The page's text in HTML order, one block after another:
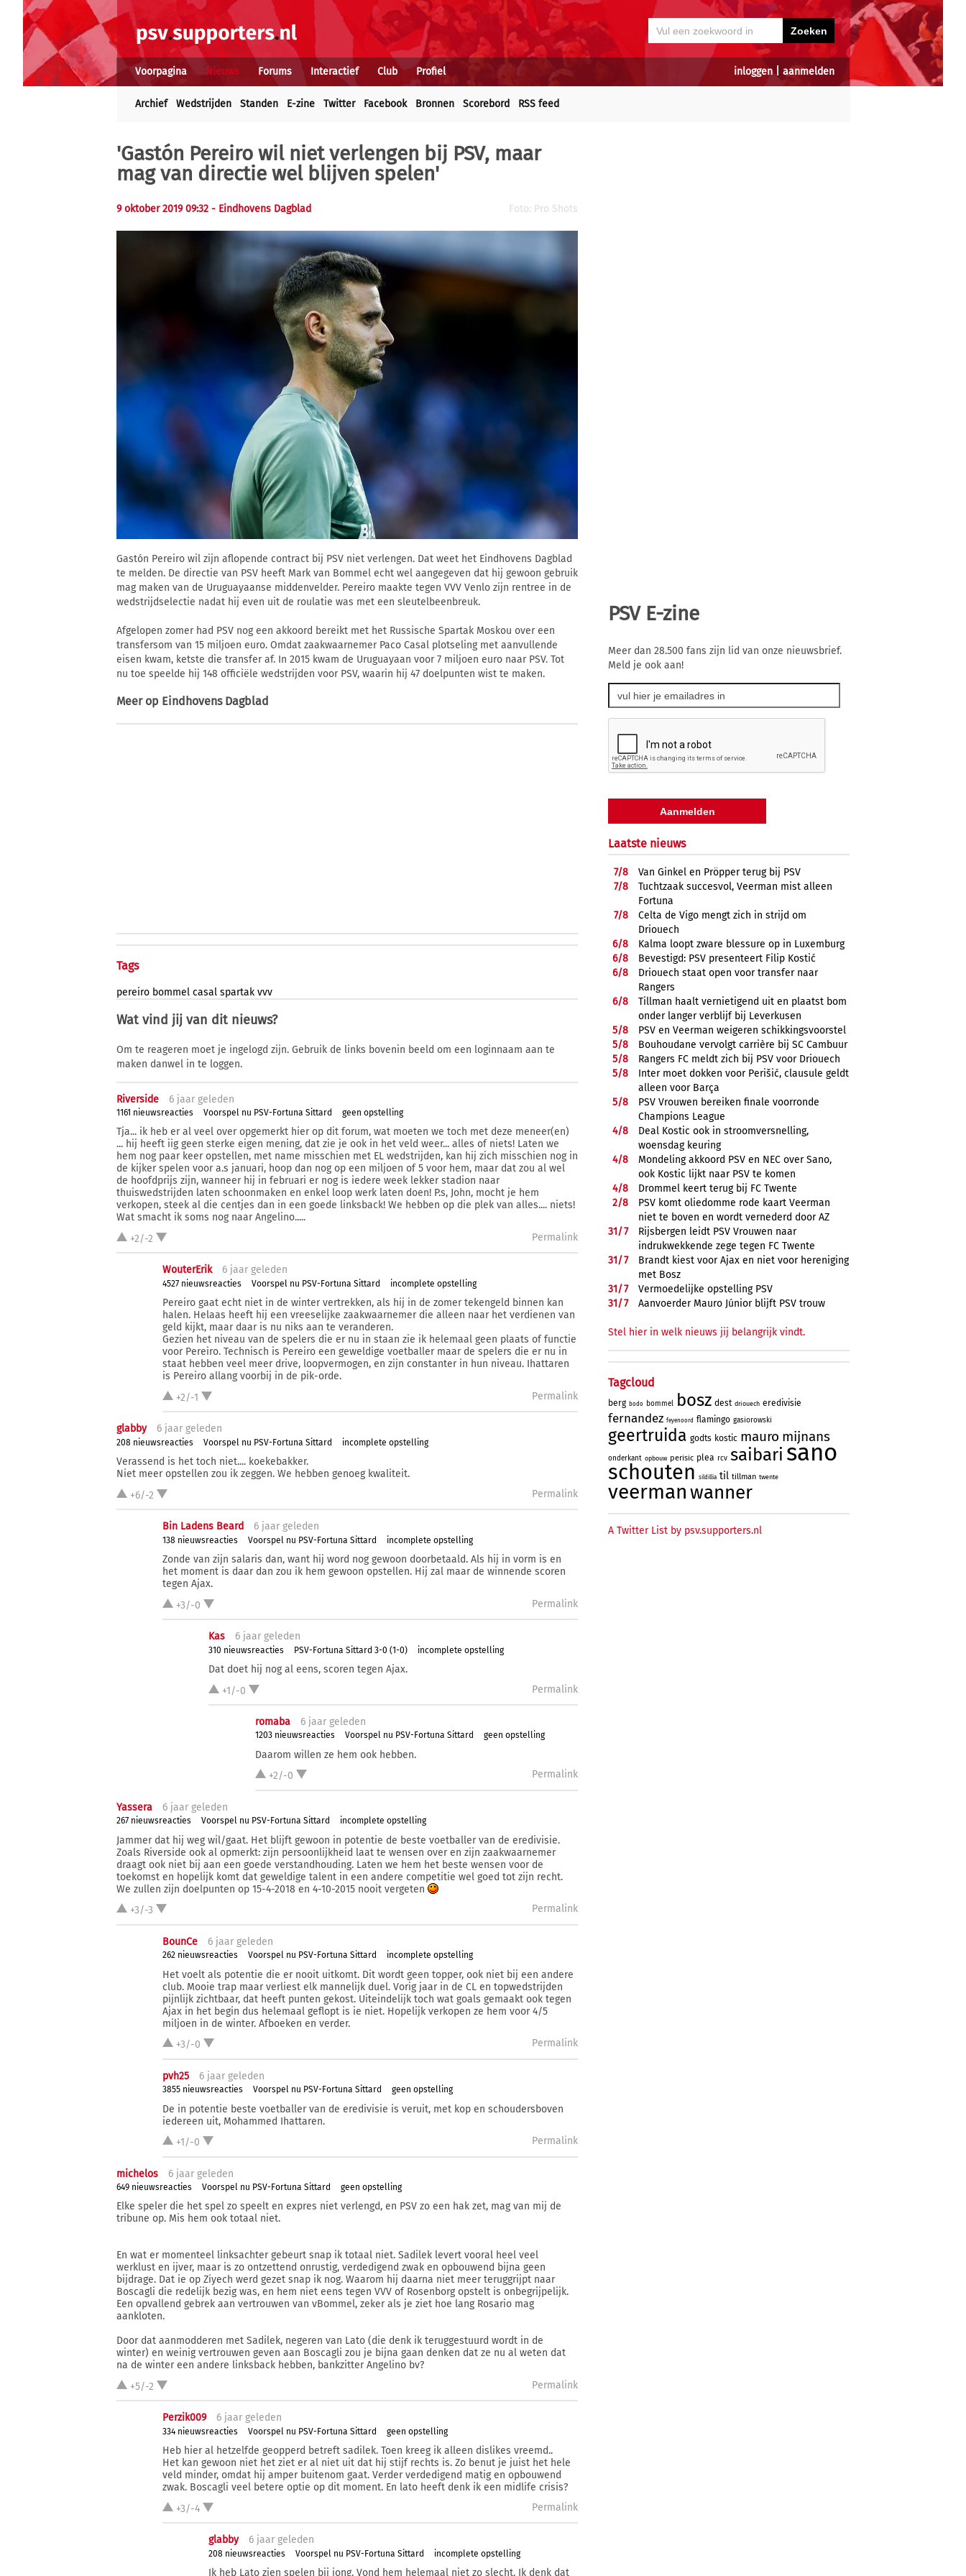
inloggen| aanmelden
Voorpagina Nieuws Forums Interactief Club Profiel
Archief Wedstrijden Standen E-zine Twitter Facebook Bronnen Scorebord RSS feed
'Gastón Pereiro wil niet verlengen bij PSV, maar
mag van directie wel blijven spelen'
9 oktober 2019 09:32 - Eindhovens Dagblad Foto: Pro Shots
Gastón Pereiro wil zijn aflopende contract bij PSV niet verlengen. Dat weet het Eindhovens Dagblad
te melden. De directie van PSV heeft Mark van Bommel echt wel aangegeven dat hij gewoon gebruik
mag maken van de Uruguayaanse middenvelder. Pereiro maakte tegen VVV Venlo zijn rentree in de
wedstrijdselectie nadat hij even uit de roulatie was met een sleutelbeenbreuk.
Afgelopen zomer had PSV nog een akkoord bereikt met het Russische Spartak Moskou over een
transfersom van 15 miljoen euro. Omdat zaakwaarnemer Paco Casal plotseling met aanvullende
eisen kwam, ketste die transfer af. In 2015 kwam de Uruguayaan voor 7 miljoen euro naar PSV. Tot
nu toe speelde hij 148 officiële wedstrijden voor PSV, waarin hij 47 doelpunten wist te maken.
Meer op Eindhovens Dagblad
Tags
pereiro bommel casal spartak vvv
Wat vind jij van dit nieuws?
Om te reageren moet je ingelogd zijn. Gebruik de links bovenin beeld om een loginnaam aan te
maken danwel in te loggen.
Riverside 6 jaar geleden
1161 nieuwsreacties Voorspel nu PSV-Fortuna Sittard geen opstelling
Tja... ik heb er al veel over opgemerkt hier op dit forum, wat moeten we toch met deze meneer(en)
... hij heeft iig geen sterke eigen mening, dat zie je ook in het veld weer... alles of niets! Laten we
hem nog paar keer opstellen, met name misschien met EL wedstrijden, kan hij zich misschien nog in
de kijker spelen voor a.s januari, hoop dan nog op een miljoen of 5 voor hem, maar dat zou al wel
de hoofdprijs zijn, wanneer hij in februari er nog is iedere week lekker stadion naar
thuiswedstrijden laten schoonmaken en enkel loop werk laten doen! P.s, John, mocht je hem
verkopen, steek al die centjes dan in een goede linksback! We hebben op die plek van alles.... niets!
Wat smacht ik soms nog naar Angelino.....
+2/-2
Permalink
WouterErik 6 jaar geleden
4527 nieuwsreacties Voorspel nu PSV-Fortuna Sittard incomplete opstelling
Pereiro gaat echt niet in de winter vertrekken, als hij in de zomer tekengeld binnen kan
halen. Helaas heeft hij een vreeselijke zaakwaarnemer die alleen naar het verdienen van
geld kijkt, maar daar is nu niks aan te veranderen.
Gezien het niveau van de spelers die er nu in staan zie ik helemaal geen plaats of functie
voor Pereiro. Technisch is Pereiro een geweldige voetballer maar de spelers die er nu in
staat hebben veel meer drive, loopvermogen, en zijn constanter in hun niveau. Ihattaren
is Pereiro allang voorbij in de pik-orde.
+2/-1
Permalink
glabby 6 jaar geleden
208 nieuwsreacties Voorspel nu PSV-Fortuna Sittard incomplete opstelling
Verassend is het toch niet.... koekebakker.
Niet meer opstellen zou ik zeggen. We hebben genoeg kwaliteit.
+6/-2
Permalink
Bin Ladens Beard 6 jaar geleden
138 nieuwsreacties Voorspel nu PSV-Fortuna Sittard incomplete opstelling
Zonde van zijn salaris dan, want hij word nog gewoon doorbetaald. Als hij in vorm is en
het moment is daar dan zou ik hem gewoon opstellen. Hij zal maar de winnende scoren
tegen Ajax.
+3/-0
Permalink
Kas 6 jaar geleden
310 nieuwsreacties PSV-Fortuna Sittard 3-0 (1-0) incomplete opstelling
Dat doet hij nog al eens, scoren tegen Ajax.
+1/-0
Permalink
romaba 6 jaargeleden
1203 nieuwsreacties Voorspel nu PSV-Fortuna Sittard geen opstelling
Daarom willen ze hem ook hebben.
+2/-0
Permalink
Yassera 6 jaar geleden
267 nieuwsreacties Voorspel nu PSV-Fortuna Sittard incomplete opstelling
Jammer dat hij weg wil/gaat. Het blijft gewoon in potentie de beste voetballer van de eredivisie.
Zoals Riverside ook al opmerkt: zijn persoonlijkheid laat te wensen over en zijn zaakwaarnemer
draagt ook niet bij aan een goede verstandhouding. Laten we hem het beste wensen voor de
toekomst en hopelijk komt dat geweldige talent in een andere competitie wel goed tot zijn recht.
We zullen zijn doelpunten op 15-4-2018 en 4-10-2015 nooit vergeten
+3/-3
Permalink
BounCe 6 jaar geleden
262 nieuwsreacties Voorspel nu PSV-Fortuna Sittard incomplete opstelling
Het voelt als potentie die er nooit uitkomt. Dit wordt geen topper, ook niet bij een andere
club. Mooie trap maar verliest elk mannelijk duel. Vorig jaar in de CL en topwedstrijden
pijnlijk zichtbaar, dat heeft punten gekost. Uiteindelijk toch wat goals gemaakt ook tegen
Ajax in het begin dus helemaal geflopt is ie niet. Hopelijk verkopen ze hem voor 4/5
miljoen in de winter. Afboeken en verder.
+3/-0
Permalink
pvh25 6 jaar geleden
3855 nieuwsreacties Voorspel nu PSV-Fortuna Sittard geen opstelling
De in potentie beste voetballer van de eredivisie is veruit, met kop en schoudersboven
iedereen uit, Mohammed Ihattaren.
+1/-0
Permalink
michelos 6 jaar geleden
649 nieuwsreacties Voorspel nu PSV-Fortuna Sittard geen opstelling
Elke speler die het spel zo speelt en expres niet verlengd, en PSV zo een hak zet, mag van mij de
tribune op. Mis hem ook totaal niet.
En wat er momenteel linksachter gebeurt snap ik totaal niet. Sadilek levert vooral heel veel
werklust en ijver, maar is zo ontzettend onrustig, verdedigend zwak en opbouwend bijna geen
bijdrage. Dat ie op Ziyech werd gezet snap ik nog. Waarom hij daarna niet meer teruggrijpt naar
Boscagli die redelijk bezig was, en hem niet eens tegen VVV of Rosenborg opstelt is onbegrijpelijk.
Een opvallend gebrek aan vertrouwen van vBommel, zeker als je ziet hoe lang Rosario mag
aankloten.
Door dat aanmodderen met Sadilek, negeren van Lato (die denk ik teruggestuurd wordt in de
winter) en weinig vertrouwen geven aan Boscagli zou je bijna gaan denken dat ze nu al weten dat
na de winter een andere linksback hebben, bankzitter Angelino bv?
+5/-2
Permalink
Perzik009 6 jaar geleden
334 nieuwsreacties Voorspel nu PSV-Fortuna Sittard geen opstelling
Heb hier al hetzelfde geopperd betreft sadilek. Toen kreeg ik alleen dislikes vreemd..
Het kan gewoon niet het ziet er al niet uit dat hij stijf rechts is. Zo benut je juist het hele
veld minder, omdat hij amper buitenom gaat. Verder verdedigend matig en opbouwend
zwak. Boscagli veel betere optie op dit moment. En lato heeft denk ik een midlife crisis?
+3/-4
Permalink
glabby 6 jaar geleden
208 nieuwsreacties Voorspel nu PSV-Fortuna Sittard incomplete opstelling
Ik heb Lato zien spelen bij jong. Vond hem helemaal niet zo slecht. Ik denk dat
PSV E-zine
Meer dan 28.500 fans zijn lid van onze nieuwsbrief.
Meld je ook aan!
Laatste nieuws
7/8
Van Ginkel en Pröpper terug bij PSV
7/8
Tuchtzaak succesvol, Veerman mist alleen
Fortuna
7/8
Celta de Vigo mengt zich in strijd om
Driouech
6/8
Kalma loopt zware blessure op in Luxemburg
6/8
Bevestigd: PSV presenteert Filip Kostić
6/8
Driouech staat open voor transfer naar
Rangers
6/8
Tillman haalt vernietigend uit en plaatst bom
onder langer verblijf bij Leverkusen
5/8
PSV en Veerman weigeren schikkingsvoorstel
5/8
Bouhoudane vervolgt carrière bij SC Cambuur
5/8
Rangers FC meldt zich bij PSV voor Driouech
5/8
Inter moet dokken voor Perišić, clausule geldt
alleen voor Barça
5/8
PSV Vrouwen bereiken finale voorronde
Champions League
4/8
Deal Kostic ook in stroomversnelling,
woensdag keuring
4/8
Mondeling akkoord PSV en NEC over Sano,
ook Kostic lijkt naar PSV te komen
4/8
Drommel keert terug bij FC Twente
2/8
PSV komt oliedomme rode kaart Veerman
niet te boven en wordt vernederd door AZ
31/7
Rijsbergen leidt PSV Vrouwen naar
indrukwekkende zege tegen FC Twente
31/7
Brandt kiest voor Ajax en niet voor hereniging
met Bosz
31/7
Vermoedelijke opstelling PSV
31/7 Aanvoerder Mauro Júnior blijft PSV trouw
Stel hier in welk nieuws jij belangrijk vindt.
Tagcloud
berg bodo bommel bosz dest driouech eredivisie
fernandez feyenoord flamingo gasiorowski
geertruida godts kostic mauro mijnans
onderkant opbouw perisic plea rcv saibari sano
schouten sildillia til tillman twente
veermanwanner
A Twitter List by psv.supporters.nl